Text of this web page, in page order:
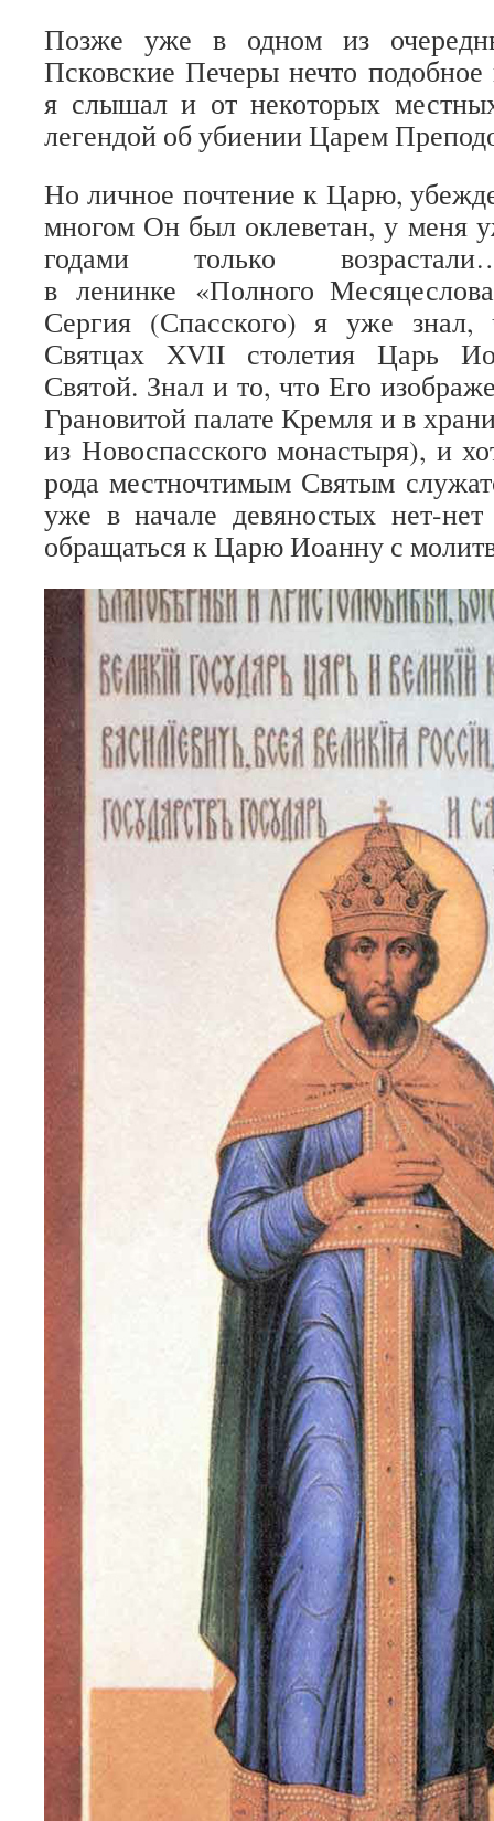
Позже уже в одном из
Псковские Печеры нечто
я слышал и от некоторых
легендой об убиении Царем
Но личное почтение к Царю,
многом Он был оклеветан, у меня
годами только
в ленинке «Полного
Сергия (Спасского) я уже знал,
Святцах XVII столетия Царь
Святой. Знал и то, что Его
Грановитой палате Кремля и в
из Новоспасского монастыря), и
рода местночтимым Святым
уже в начале девяностых нет-
обращаться к Царю Иоанну с